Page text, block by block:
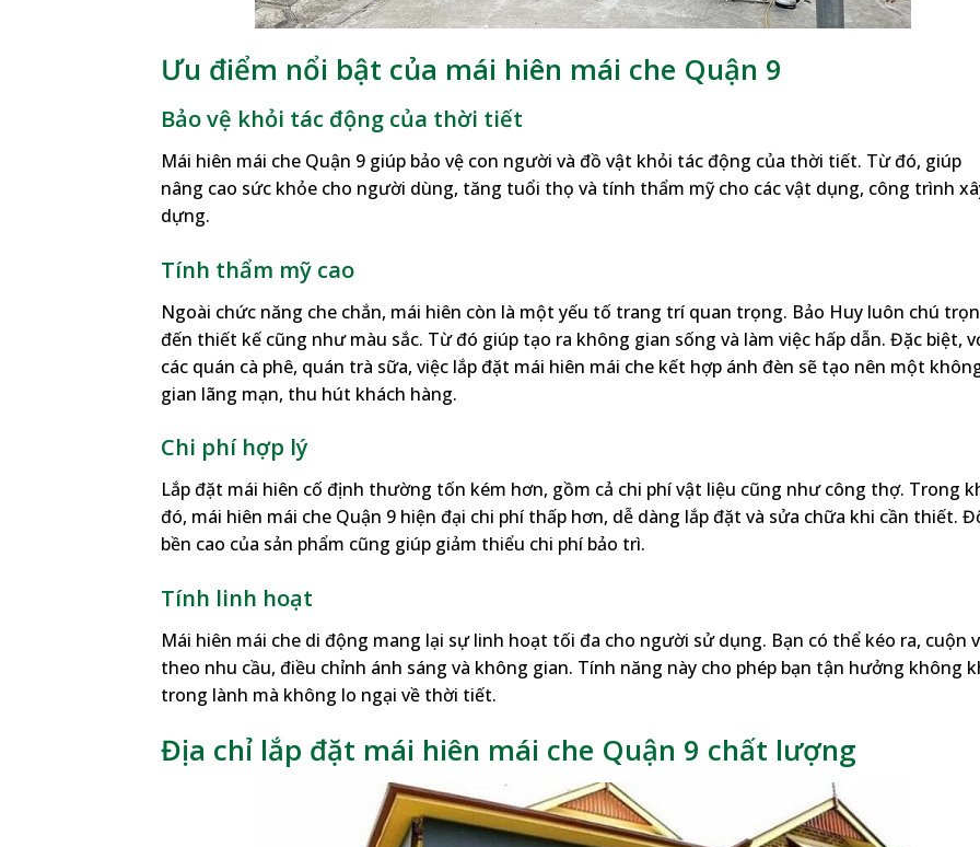
Ưu điểm nổi bật của mái hiên mái che Quận 9
Bảo vệ khỏi tác động của thời tiết
Mái hiên mái che Quận 9 giúp bảo vệ con người và đồ vật khỏi tác động của thời tiết. Từ đó, giúp
nâng cao sức khỏe cho người dùng, tăng tuổi thọ và tính thẩm mỹ cho các vật dụng, công trình
dựng.
Tính thẩm mỹ cao
Ngoài chức năng che chắn, mái hiên còn là một yếu tố trang trí quan trọng. Bảo Huy luôn chú
đến thiết kế cũng như màu sắc. Từ đó giúp tạo ra không gian sống và làm việc hấp dẫn. Đặc biệt,
các quán cà phê, quán trà sữa, việc lắp đặt mái hiên mái che kết hợp ánh đèn sẽ tạo nên một
gian lãng mạn, thu hút khách hàng.
Chi phí hợp lý
Lắp đặt mái hiên cố định thường tốn kém hơn, gồm cả chi phí vật liệu cũng như công thợ. Trong
đó, mái hiên mái che Quận 9 hiện đại chi phí thấp hơn, dễ dàng lắp đặt và sửa chữa khi cần thiết.
bền cao của sản phẩm cũng giúp giảm thiểu chi phí bảo trì.
Tính linh hoạt
Mái hiên mái che di động mang lại sự linh hoạt tối đa cho người sử dụng. Bạn có thể kéo ra, cuộn
theo nhu cầu, điều chỉnh ánh sáng và không gian. Tính năng này cho phép bạn tận hưởng không
trong lành mà không lo ngại về thời tiết.
Địa chỉ lắp đặt mái hiên mái che Quận 9 chất lượng